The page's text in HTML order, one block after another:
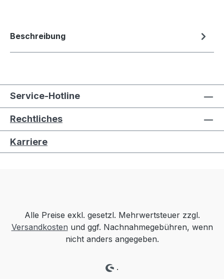
Beschreibung
Service-Hotline
Rechtliches
Karriere
Alle Preise exkl. gesetzl. Mehrwertsteuer zzgl.
Versandkosten und ggf. Nachnahmegebühren, wenn
nicht anders angegeben.
.